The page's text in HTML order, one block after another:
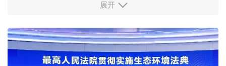
“新”意盎然，外资机构持续看好中国经济
中证协召开国际业务委员会主任委员（扩大）会议
展开